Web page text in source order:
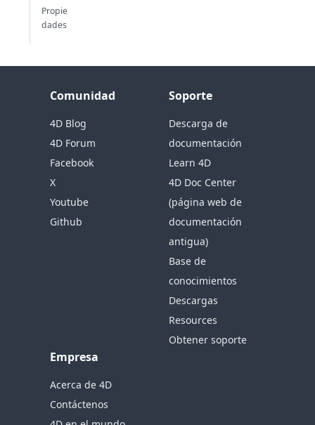
Propie
dades
Comunidad
4D Blog
4D Forum
Facebook
X
Youtube
Github
Soporte
Descarga de
documentación
Learn 4D
4D Doc Center
(página web de
documentación
antigua)
Base de
conocimientos
Descargas
Resources
Obtener soporte
Empresa
Acerca de 4D
Contáctenos